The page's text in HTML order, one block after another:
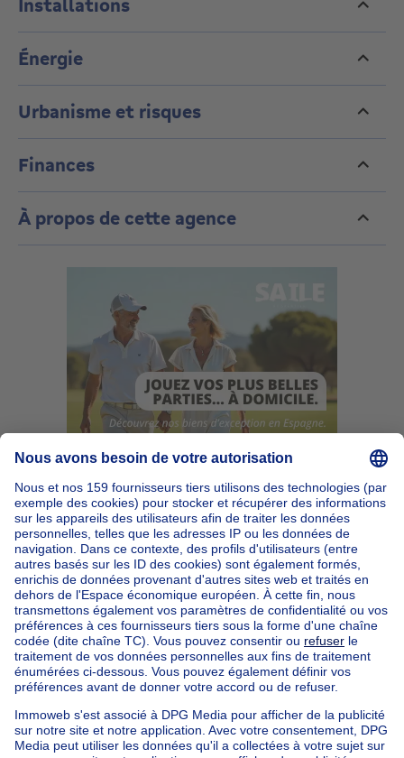
Énergie
Urbanisme et risques
Finances
À propos de cette agence
Accueil Belgique
Bruxelles (province)
Bruxelles (arrondissement)
Acheter votre immeuble mixte à Anderlecht
Nos maisons hors de la Belgique
Maison à vendre France
Maison à vendre Espagne
Maison à vendre Italie
Maison à vendre Luxembourg
Maison à vendre Pays-bas
Nos biens pas chèrsMaison à vendre pas cher
Appartements à louer pas cher
Nos biens à louer avec chambres